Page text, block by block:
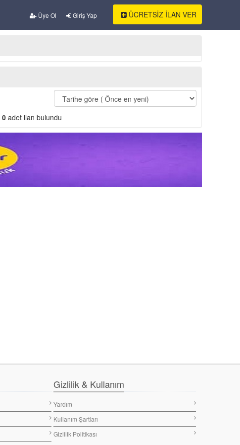
Üye Ol Giriş Yap ÜCRETSİZ İLAN VER
0adet ilan bulundu
Gizlilik & Kullanım
Yardım
Kullanım Şartları
Gizlilik Politikası